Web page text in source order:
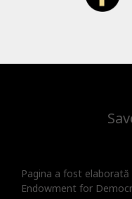
Pagina a fost
Endowment for